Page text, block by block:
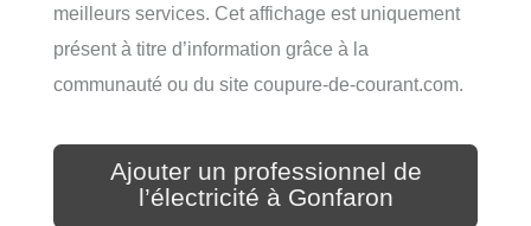
meilleurs services. Cet affichage est uniquement
présent à titre d’information grâce à la
communauté ou du site coupure-de-courant.com.
Ajouter un professionnel de
l’électricité à Gonfaron